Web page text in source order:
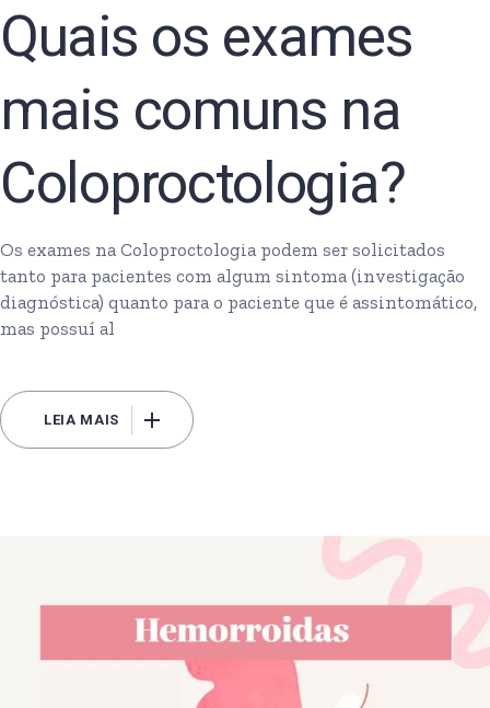
Quais os exames
mais comuns na
Coloproctologia?
Os exames na Coloproctologia podem ser solicitados
tanto para pacientes com algum sintoma (investigação
diagnóstica) quanto para o paciente que é assintomático,
mas possuí al
LEIA MAIS